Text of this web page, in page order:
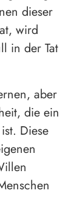
dieser
wird
in der Tat
aber
die ein
Diese